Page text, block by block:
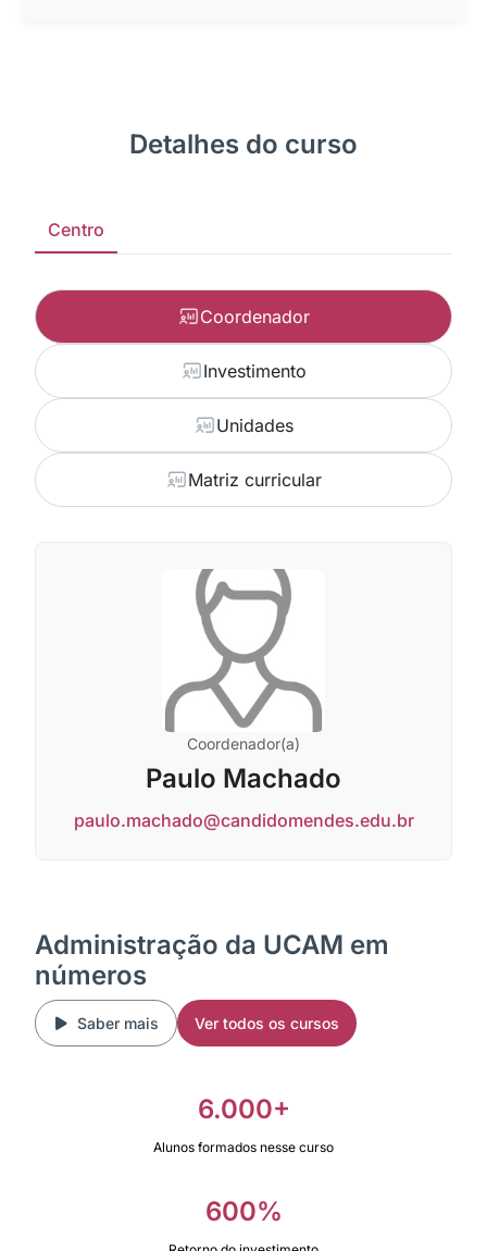
Detalhes do curso
Centro
Coordenador
Investimento
Unidades
Matriz curricular
Coordenador(a)
Paulo Machado
paulo.machado@candidomendes.edu.br
Administração da UCAM em
números
Saber mais Ver todos os cursos
6.000+
Alunos formados nesse curso
600%